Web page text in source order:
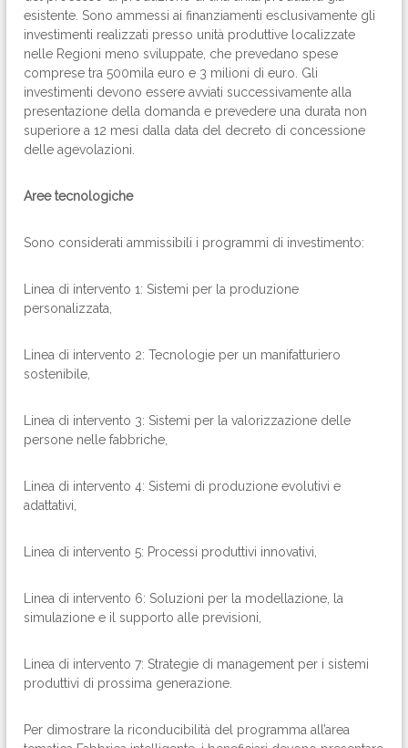
esistente. Sono ammessi ai finanziamenti esclusivamente gli
investimenti realizzati presso unità produttive localizzate
nelle Regioni meno sviluppate, che prevedano spese
comprese tra 500mila euro e 3 milioni di euro. Gli
investimenti devono essere avviati successivamente alla
presentazione della domanda e prevedere una durata non
superiore a 12 mesi dalla data del decreto di concessione
delle agevolazioni.
Aree tecnologiche
Sono considerati ammissibili i programmi di investimento:
Linea di intervento 1: Sistemi per la produzione
personalizzata,
Linea di intervento 2: Tecnologie per un manifatturiero
sostenibile,
Linea di intervento 3: Sistemi per la valorizzazione delle
persone nelle fabbriche,
Linea di intervento 4: Sistemi di produzione evolutivi e
adattativi,
Linea di intervento 5: Processi produttivi innovativi,
Linea di intervento 6: Soluzioni per la modellazione, la
simulazione e il supporto alle previsioni,
Linea di intervento 7: Strategie di management per i sistemi
produttivi di prossima generazione.
Per dimostrare la riconducibilità del programma all’area